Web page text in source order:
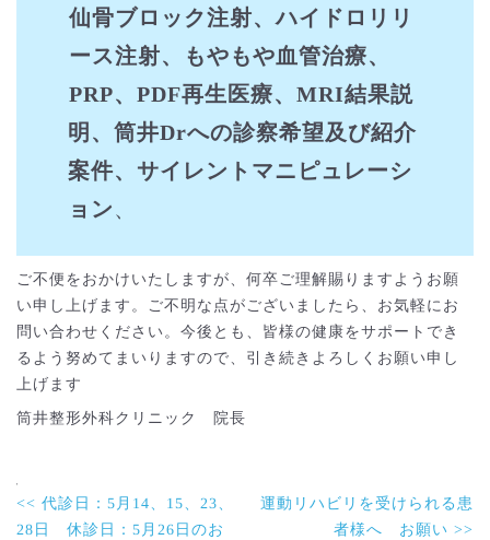
仙骨ブロック注射、ハイドロリリ
ース注射、もやもや血管治療、
PRP、PDF再生医療、MRI結果説
明、筒井Drへの診察希望及び紹介
案件、サイレントマニピュレーシ
ョン、
ご不便をおかけいたしますが、何卒ご理解賜りますようお願
い申し上げます。ご不明な点がございましたら、お気軽にお
問い合わせください。今後とも、皆様の健康をサポートでき
るよう努めてまいりますので、引き続きよろしくお願い申し
上げます
筒井整形外科クリニック 院長
前
後
の
<< 代診日：5月14、15、23、
28日 休診日：5月26日のお
運動リハビリを受けられる患
者様へ お願い >>